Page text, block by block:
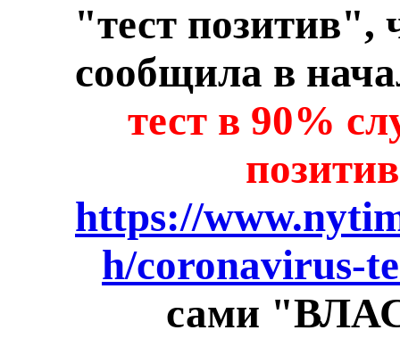
"тест позитив",
сообщила в
тест в 90%
https://
h/coronavirus-
сами